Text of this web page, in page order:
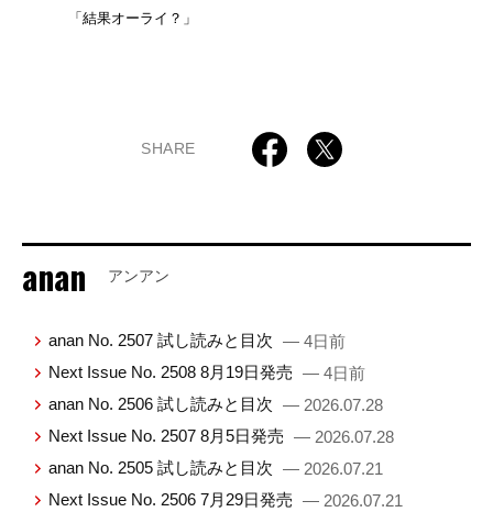
「結果オーライ？」
SHARE
anan アンアン
anan No. 2507 試し読みと目次 — 4日前
Next Issue No. 2508 8月19日発売 — 4日前
anan No. 2506 試し読みと目次 — 2026.07.28
Next Issue No. 2507 8月5日発売 — 2026.07.28
anan No. 2505 試し読みと目次 — 2026.07.21
Next Issue No. 2506 7月29日発売 — 2026.07.21